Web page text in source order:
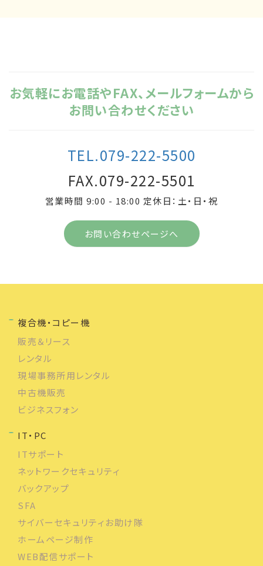
お気軽にお電話やFAX、メールフォームから
お問い合わせください
TEL.079-222-5500
FAX.079-222-5501
営業時間 9:00 - 18:00 定休日：土・日・祝
お問い合わせページへ
複合機・コピー機
販売＆リース
レンタル
現場事務所用レンタル
中古機販売
ビジネスフォン
IT・PC
ITサポート
ネットワークセキュリティ
バックアップ
SFA
サイバーセキュリティお助け隊
ホームページ制作
WEB配信サポート